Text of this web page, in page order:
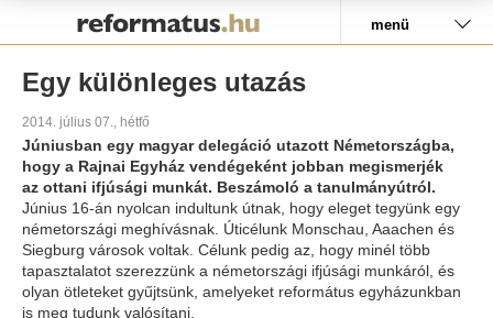
menü
Egy különleges utazás
2014. július 07., hétfő
Júniusban egy magyar delegáció utazott Németországba,
hogy a Rajnai Egyház vendégeként jobban megismerjék
az ottani ifjúsági munkát. Beszámoló a tanulmányútról.
Június 16-án nyolcan indultunk útnak, hogy eleget tegyünk egy
németországi meghívásnak. Úticélunk Monschau, Aaachen és
Siegburg városok voltak. Célunk pedig az, hogy minél több
tapasztalatot szerezzünk a németországi ifjúsági munkáról, és
olyan ötleteket gyűjtsünk, amelyeket református egyházunkban
is meg tudunk valósítani.